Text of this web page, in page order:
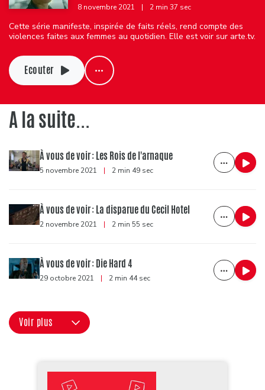
8 novembre 2021 | 2 min 37 sec
Cette série manifeste, inspirée de faits réels, rend compte des
violences faites aux femmes au quotidien. Elle est voir sur arte.tv.
Ecouter
A la suite...
À vous de voir : Les Rois de l'arnaque
5 novembre 2021 | 2 min 49 sec
À vous de voir : La disparue du Cecil Hotel
2 novembre 2021 | 2 min 55 sec
À vous de voir : Die Hard 4
29 octobre 2021 | 2 min 44 sec
Voir plus